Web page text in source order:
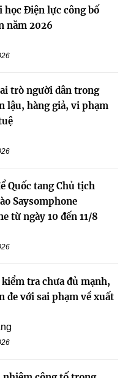
học Điện lực công bố
năm 2026
trò người dân trong
lậu, hàng giả, vi phạm
Quốc tang Chủ tịch
Saysomphone
từ ngày 10 đến 11/8
tra chưa đủ mạnh,
đe với sai phạm về xuất